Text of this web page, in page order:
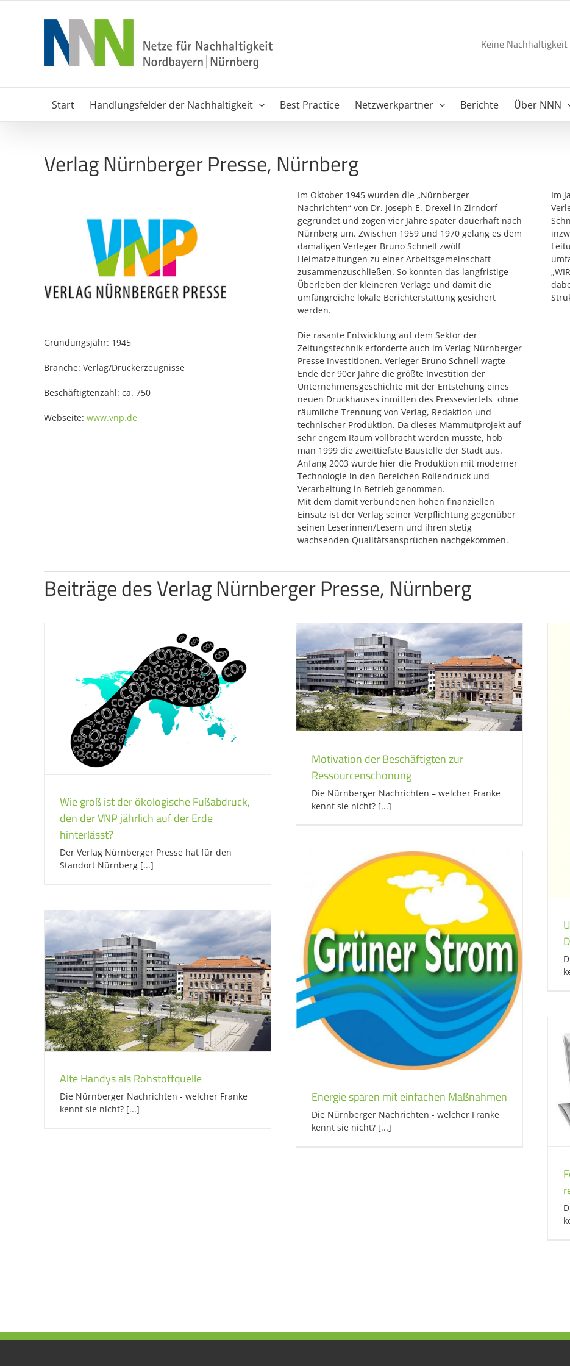
Keine
Start Handlungsfelder der Nachhaltigkeit Best Practice Netzwerkpartner Berichte Über NNN
Verlag Nürnberger Presse, Nürnberg
Gründungsjahr: 1945
Branche: Verlag/Druckerzeugnisse
Beschäftigtenzahl: ca. 750
Webseite: www.vnp.de
Im Oktober 1945 wurden die „Nürnberger
Nachrichten“ von Dr. Joseph E. Drexel in Zirndorf
gegründet und zogen vier Jahre später dauerhaft nach
Nürnberg um. Zwischen 1959 und 1970 gelang es dem
damaligen Verleger Bruno Schnell zwölf
Heimatzeitungen zu einer Arbeitsgemeinschaft
zusammenzuschließen. So konnten das langfristige
Überleben der kleineren Verlage und damit die
umfangreiche lokale Berichterstattung gesichert
werden.
Die rasante Entwicklung auf dem Sektor der
Zeitungstechnik erforderte auch im Verlag Nürnberger
Presse Investitionen. Verleger Bruno Schnell wagte
Ende der 90er Jahre die größte Investition der
Unternehmensgeschichte mit der Entstehung eines
neuen Druckhauses inmitten des Presseviertels ohne
räumliche Trennung von Verlag, Redaktion und
technischer Produktion. Da dieses Mammutprojekt auf
sehr engem Raum vollbracht werden musste, hob
man 1999 die zweittiefste Baustelle der Stadt aus.
Anfang 2003 wurde hier die Produktion mit moderner
Technologie in den Bereichen Rollendruck und
Verarbeitung in Betrieb genommen.
Mit dem damit verbundenen hohen finanziellen
Einsatz ist der Verlag seiner Verpflichtung gegenüber
seinen Leserinnen/Lesern und ihren stetig
wachsenden Qualitätsansprüchen nachgekommen.
Im
Beiträge des Verlag Nürnberger Presse, Nürnberg
Wie groß ist der ökologische Fußabdruck,
den der VNP jährlich auf der Erde
hinterlässt?
Der Verlag Nürnberger Presse hat für den
Standort Nürnberg [...]
Motivation der Beschäftigten zur
Ressourcenschonung
Die Nürnberger Nachrichten – welcher Franke
kennt sie nicht? [...]
Energie sparen mit einfachen Maßnahmen
Die Nürnberger Nachrichten - welcher Franke
kennt sie nicht? [...]
Alte Handys als Rohstoffquelle
Die Nürnberger Nachrichten - welcher Franke
kennt sie nicht? [...]